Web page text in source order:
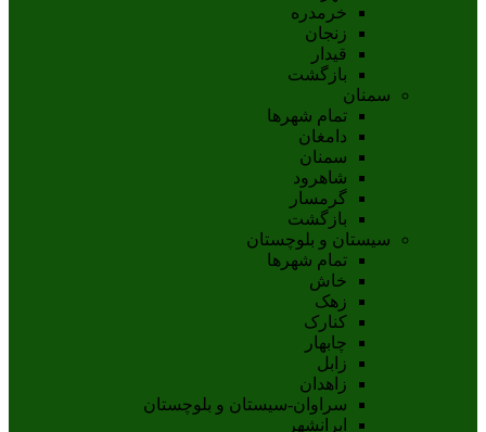
خرمدره
زنجان
قيدار
بازگشت
سمنان
تمام شهر‌ها
دامغان
سمنان
شاهرود
گرمسار
بازگشت
سیستان و بلوچستان
تمام شهر‌ها
خاش
زهک
کنارک
چابهار
زابل
زاهدان
سراوان-سيستان و بلوچستان
ايرانشهر